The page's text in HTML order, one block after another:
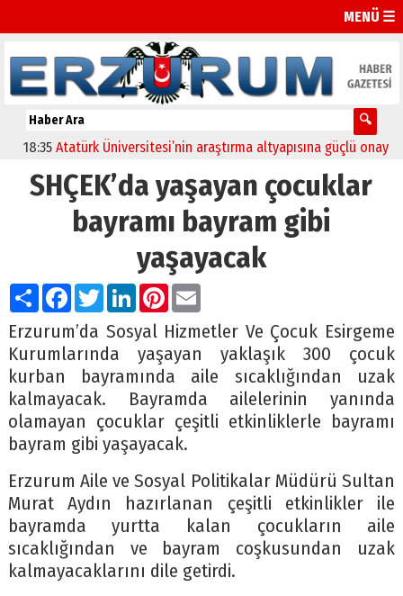
MENÜ ☰
Atatürk Üniversitesi’nin araştırma altyapısına güçlü onay
SHÇEK’da yaşayan çocuklar
bayramı bayram gibi
yaşayacak
PaylaşFacebook
TwitterLinkedIn
Pinterest
Email
Erzurum’da Sosyal Hizmetler Ve Çocuk Esirgeme
Kurumlarında yaşayan yaklaşık 300 çocuk
kurban bayramında aile sıcaklığından uzak
kalmayacak. Bayramda ailelerinin yanında
olamayan çocuklar çeşitli etkinliklerle bayramı
bayram gibi yaşayacak.
Erzurum Aile ve Sosyal Politikalar Müdürü Sultan
Murat Aydın hazırlanan çeşitli etkinlikler ile
bayramda yurtta kalan çocukların aile
sıcaklığından ve bayram coşkusundan uzak
kalmayacaklarını dile getirdi.